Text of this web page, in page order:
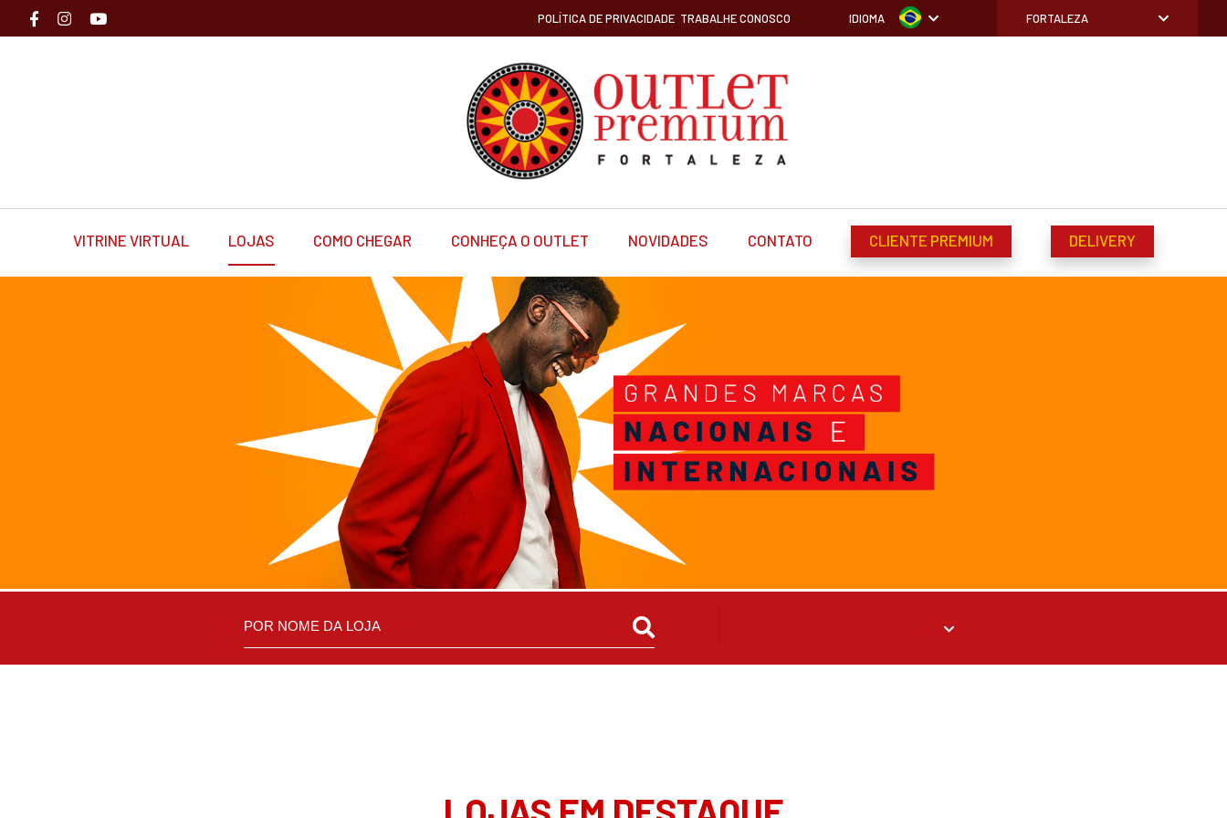
POLÍTICA DE PRIVACIDADE TRABALHE CONOSCO IDIOMA FORTALEZA
VITRINE VIRTUAL LOJAS COMO CHEGAR CONHEÇA O OUTLET NOVIDADES CONTATO CLIENTE PREMIUM DELIVERY